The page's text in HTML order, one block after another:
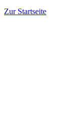
Zur Startseite